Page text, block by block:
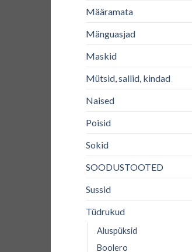
Määramata
Mänguasjad
Maskid
Mütsid, sallid, kindad
Naised
Poisid
Sokid
SOODUSTOOTED
Sussid
Tüdrukud
Aluspüksid
Boolero